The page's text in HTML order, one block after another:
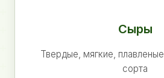
Сыры
Твердые, мягкие,
сорта